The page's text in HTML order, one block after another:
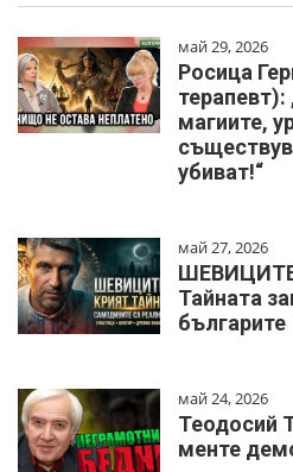
май 29, 2026
Росица
магиите,
убиват!“
май 27, 2026
Тайната
май 24, 2026
Теодосий
менте